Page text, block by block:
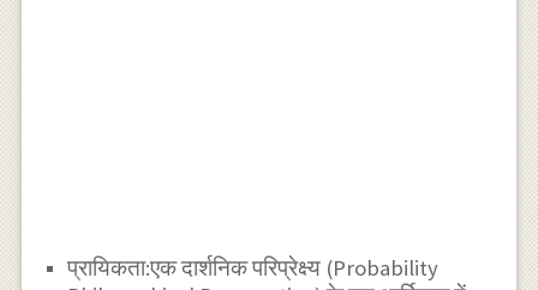
प्रायिकता:एक दार्शनिक परिप्रेक्ष्य (Probability